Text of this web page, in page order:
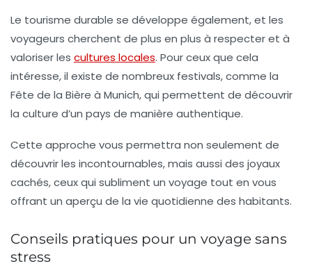
Le tourisme durable se développe également, et les
voyageurs cherchent de plus en plus à respecter et à
valoriser les cultures locales. Pour ceux que cela
intéresse, il existe de nombreux festivals, comme la
Fête de la Bière à Munich, qui permettent de découvrir
la culture d’un pays de manière authentique.
Cette approche vous permettra non seulement de
découvrir les incontournables, mais aussi des joyaux
cachés, ceux qui subliment un voyage tout en vous
offrant un aperçu de la vie quotidienne des habitants.
Conseils pratiques pour un voyage sans
stress